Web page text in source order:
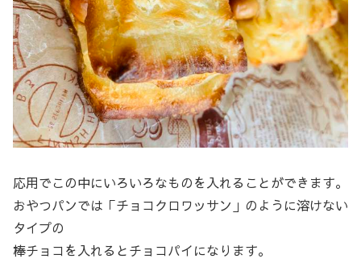
応用でこの中にいろいろなものを入れることができます。
おやつパンでは「チョコクロワッサン」のように溶けない
タイプの
棒チョコを入れるとチョコパイになります。